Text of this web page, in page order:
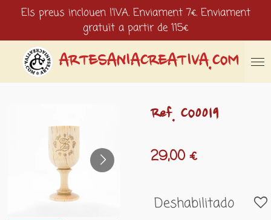
contenido
principal
ARTESANIACREATIVA.COM
Els preus inclouen l'IVA. Enviament 7€. Enviament
gratuït a partir de 115€
Ref. CO0019
29,00 €
Deshabilitado